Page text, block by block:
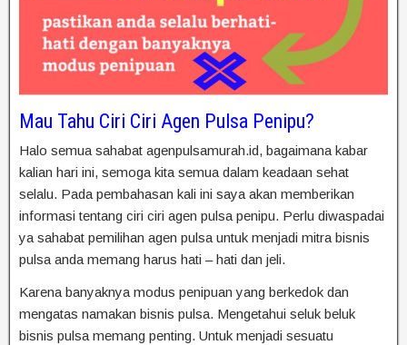
Mau Tahu Ciri Ciri Agen Pulsa Penipu?
Halo semua sahabat agenpulsamurah.id, bagaimana kabar
kalian hari ini, semoga kita semua dalam keadaan sehat
selalu. Pada pembahasan kali ini saya akan memberikan
informasi tentang ciri ciri agen pulsa penipu. Perlu diwaspadai
ya sahabat pemilihan agen pulsa untuk menjadi mitra bisnis
pulsa anda memang harus hati – hati dan jeli.
Karena banyaknya modus penipuan yang berkedok dan
mengatas namakan bisnis pulsa. Mengetahui seluk beluk
bisnis pulsa memang penting. Untuk menjadi sesuatu